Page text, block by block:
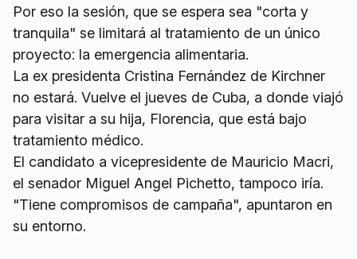
Por eso la sesión, que se espera sea "corta y
tranquila" se limitará al tratamiento de un único
proyecto: la emergencia alimentaria.
La ex presidenta Cristina Fernández de Kirchner
no estará. Vuelve el jueves de Cuba, a donde viajó
para visitar a su hija, Florencia, que está bajo
tratamiento médico.
El candidato a vicepresidente de Mauricio Macri,
el senador Miguel Angel Pichetto, tampoco iría.
"Tiene compromisos de campaña", apuntaron en
su entorno.